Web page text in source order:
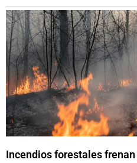
Incendios forestales